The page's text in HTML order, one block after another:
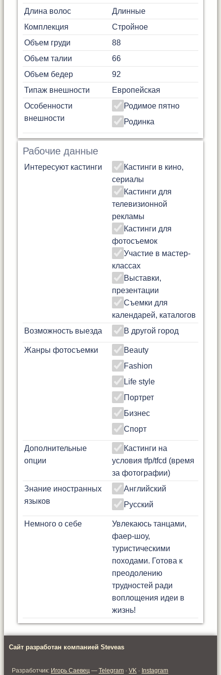
Длина волос
Длинные
Комплекция
Стройное
Объем груди
88
Объем талии
66
Объем бедер
92
Типаж внешности
Европейская
Особенности
внешности
Родимое пятно
Родинка
Рабочие данные
Интересуют кастинги
Кастинги в кино,
сериалы
Кастинги для
телевизионной
рекламы
Кастинги для
фотосъемок
Участие в мастер-
классах
Выставки,
презентации
Съемки для
календарей, каталогов
Возможность выезда
В другой город
Жанры фотосъемки
Beauty
Fashion
Life style
Портрет
Бизнес
Спорт
Дополнительные
опции
Кастинги на
условия tfp/tfcd (время
за фотографии)
Знание иностранных
языков
Английский
Русский
Немного о себе
Увлекаюсь танцами,
фаер-шоу,
туристическими
походами. Готова к
преодолению
трудностей ради
воплощения идеи в
жизнь!
Сайт разработан компанией Steveas
Разработчик: Игорь Саевец — Telegram · VK · Instagram